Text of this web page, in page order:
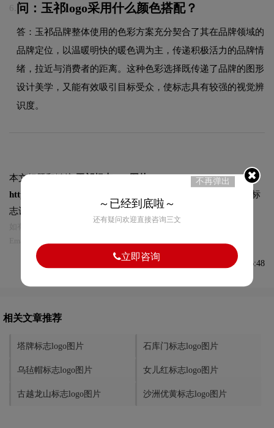
6. 问：玉祁logo采用什么颜色搭配？
答：玉祁品牌整体使用的色彩方案充分契合了其在品牌领域的
品牌定位，以温暖明快的暖色调为主，传递积极活力的品牌情
绪，拉近与消费者的距离。这种色彩选择既传递了品牌的图形
设计美学，又能有效吸引目标受众，使标志具有较强的视觉辨
识度。
本文标题和链接玉祁标志logo图片:
https://logo9.net/works/10753.html
转载时请注明出处为诗宸标
志设计及本链接!
发布于2023-04-07 08:36:48
相关文章推荐
塔牌标志logo图片 石库门标志logo图片
乌毡帽标志logo图片 女儿红标志logo图片
古越龙山标志logo图片 沙洲优黄标志logo图片
不再弹出
～已经到底啦～
还有疑问欢迎直接咨询三文
立即咨询